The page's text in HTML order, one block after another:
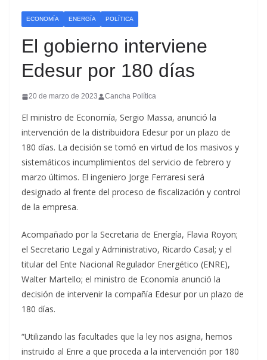
ECONOMÍA ENERGÍA POLÍTICA
El gobierno interviene
Edesur por 180 días
20 de marzo de 2023 Cancha Política
El ministro de Economía, Sergio Massa, anunció la
intervención de la distribuidora Edesur por un plazo de
180 días. La decisión se tomó en virtud de los masivos y
sistemáticos incumplimientos del servicio de febrero y
marzo últimos. El ingeniero Jorge Ferraresi será
designado al frente del proceso de fiscalización y control
de la empresa.
Acompañado por la Secretaria de Energía, Flavia Royon;
el Secretario Legal y Administrativo, Ricardo Casal; y el
titular del Ente Nacional Regulador Energético (ENRE),
Walter Martello; el ministro de Economía anunció la
decisión de intervenir la compañía Edesur por un plazo de
180 días.
“Utilizando las facultades que la ley nos asigna, hemos
instruido al Enre a que proceda a la intervención por 180